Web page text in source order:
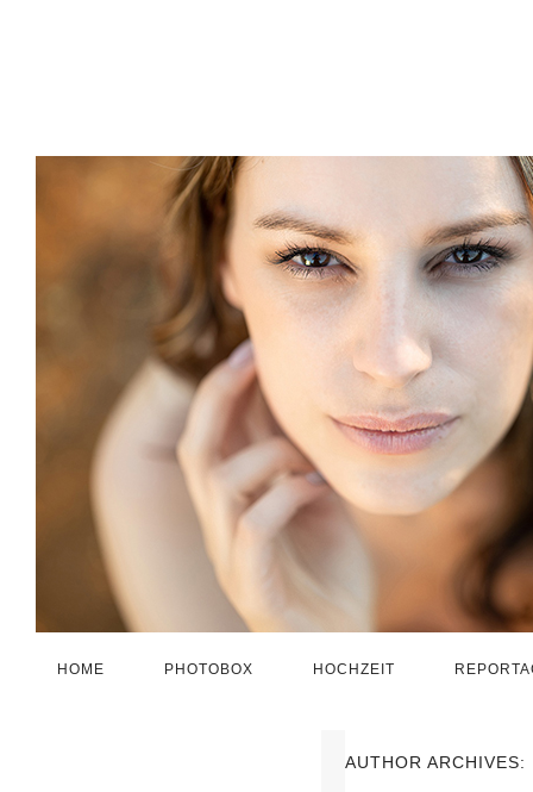
HOME PHOTOBOX HOCHZEIT
AUTHOR ARCHIVES: